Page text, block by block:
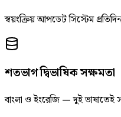
স্বয়ংক্রিয় আপডেট সিস্টেম
শতভাগ দ্বিভাষিক সক্ষমতা
বাংলা ও ইংরেজি — দুই ভাষাতেই